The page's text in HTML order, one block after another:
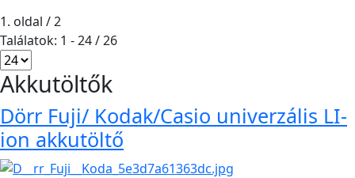
1. oldal / 2
Találatok: 1 - 24 / 26
Akkutöltők
Dörr Fuji/ Kodak/Casio univerzális LI-
ion akkutöltő